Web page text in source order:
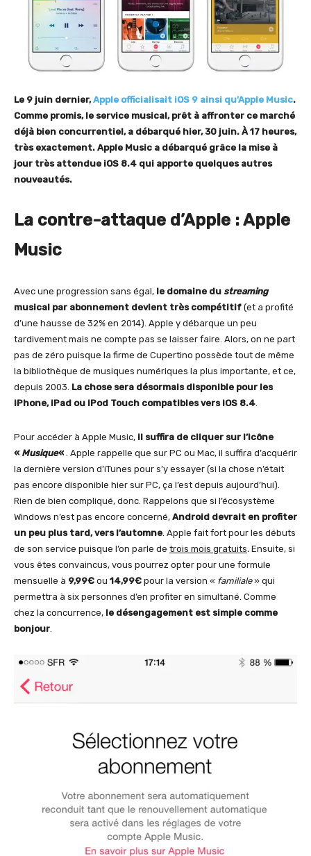
Le 9 juin dernier,Apple officialisait iOS 9 ainsi qu’Apple Music.
Comme promis, le service musical, prêt à affronter ce marché
déjà bien concurrentiel, a débarqué hier, 30 juin. À 17 heures,
très exactement. Apple Music a débarqué grâce la mise à
jour très attendue iOS 8.4 qui apporte quelques autres
nouveautés.
La contre-attaque d’Apple : Apple
Music
Avec une progression sans égal, le domaine du streaming
musical par abonnement devient très compétitif (et a profité
d’une hausse de 32% en 2014). Apple y débarque un peu
tardivement mais ne compte pas se laisser faire. Alors, on ne part
pas de zéro puisque la firme de Cupertino possède tout de même
la bibliothèque de musiques numériques la plus importante, et ce,
depuis 2003. La chose sera désormais disponible pour les
iPhone, iPad ou iPod Touch compatibles vers iOS 8.4
Pour accéder à Apple Music, il suffira de cliquer sur l’icône
« Musique« . Apple rappelle que sur PC ou Mac, il suffira d’acquérir
la dernière version d’iTunes pour s’y essayer (si la chose n’était
pas encore disponible hier sur PC, ça l’est depuis aujourd’hui).
Rien de bien compliqué, donc. Rappelons que si l’écosystème
Windows n’est pas encore concerné, Android devrait en profiter
un peu plus tard, vers l’automne . Apple fait fort pour les débuts
de son service puisque l’on parle de trois mois gratuits. Ensuite, si
vous êtes convaincus, vous pourrez opter pour une formule
mensuelle à 9,99€ ou 14,99€ pour la version « familiale» qui
permettra à six personnes d’en profiter en simultané. Comme
chez la concurrence, le désengagement est simple comme
bonjour